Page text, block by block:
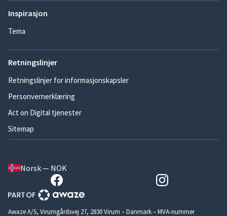
Inspirasjon
Tema
Retningslinjer
Retningslinjer for informasjonskapsler
Personvernerklæring
Act on Digital tjenester
Sitemap
Norsk — NOK
Awaze A/S, Virumgårdsvej 27, 2830 Virum – Danmark – MVA-nummer